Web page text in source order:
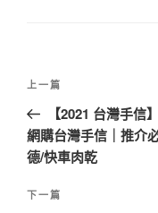
文
導
覽
上
一
篇
文
上一篇
【2021 台灣手
網購台灣手信｜推介
德/快車肉乾
下
下一篇